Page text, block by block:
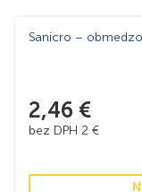
Sanicro –
2,46 €
bez DPH 2 €